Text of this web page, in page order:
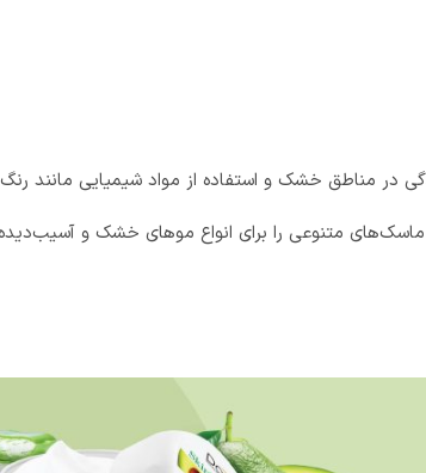
در مناطق خشک و استفاده از مواد شیمیایی
متنوعی را برای انواع موهای خشک و آسیب‌دیده